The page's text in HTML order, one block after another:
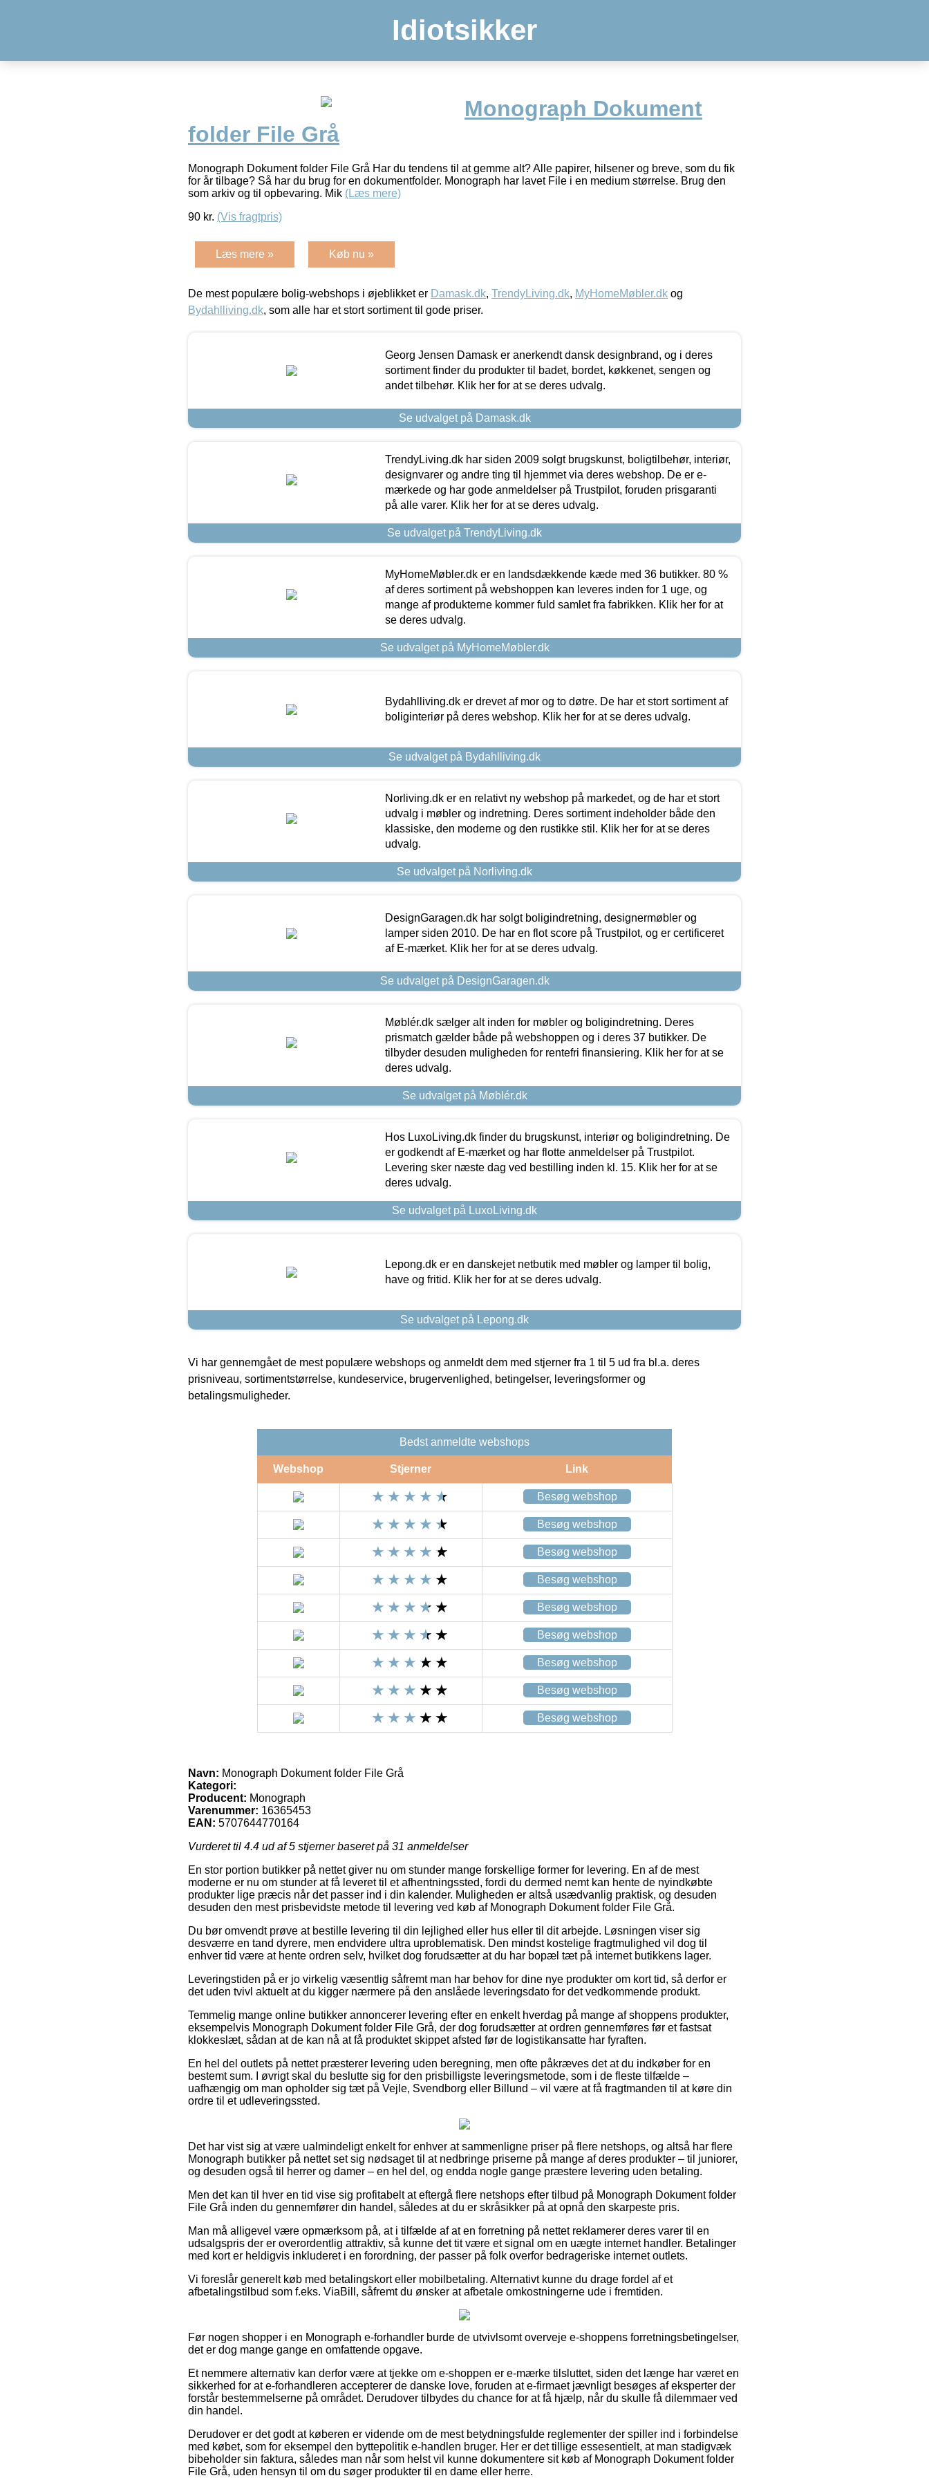
Idiotsikker
Monograph Dokument
folder File Grå
Monograph Dokument folder File Grå Har du tendens til at gemme alt? Alle papirer, hilsener og breve, som du fik
for år tilbage? Så har du brug for en dokumentfolder. Monograph har lavet File i en medium størrelse. Brug den
som arkiv og til opbevaring. Mik (Læs mere)
90 kr. (Vis fragtpris)
Læs mere » Køb nu »
De mest populære bolig-webshops i øjeblikket er Damask.dk, TrendyLiving.dk, MyHomeMøbler.dk og
Bydahlliving.dk, som alle har et stort sortiment til gode priser.
Georg Jensen Damask er anerkendt dansk designbrand, og i deres
sortiment finder du produkter til badet, bordet, køkkenet, sengen og
andet tilbehør. Klik her for at se deres udvalg.
Se udvalget på Damask.dk
TrendyLiving.dk har siden 2009 solgt brugskunst, boligtilbehør, interiør,
designvarer og andre ting til hjemmet via deres webshop. De er e-
mærkede og har gode anmeldelser på Trustpilot, foruden prisgaranti
på alle varer. Klik her for at se deres udvalg.
Se udvalget på TrendyLiving.dk
MyHomeMøbler.dk er en landsdækkende kæde med 36 butikker. 80 %
af deres sortiment på webshoppen kan leveres inden for 1 uge, og
mange af produkterne kommer fuld samlet fra fabrikken. Klik her for at
se deres udvalg.
Se udvalget på MyHomeMøbler.dk
Bydahlliving.dk er drevet af mor og to døtre. De har et stort sortiment af
boliginteriør på deres webshop. Klik her for at se deres udvalg.
Se udvalget på Bydahlliving.dk
Norliving.dk er en relativt ny webshop på markedet, og de har et stort
udvalg i møbler og indretning. Deres sortiment indeholder både den
klassiske, den moderne og den rustikke stil. Klik her for at se deres
udvalg.
Se udvalget på Norliving.dk
DesignGaragen.dk har solgt boligindretning, designermøbler og
lamper siden 2010. De har en flot score på Trustpilot, og er certificeret
af E-mærket. Klik her for at se deres udvalg.
Se udvalget på DesignGaragen.dk
Møblér.dk sælger alt inden for møbler og boligindretning. Deres
prismatch gælder både på webshoppen og i deres 37 butikker. De
tilbyder desuden muligheden for rentefri finansiering. Klik her for at se
deres udvalg.
Se udvalget på Møblér.dk
Hos LuxoLiving.dk finder du brugskunst, interiør og boligindretning. De
er godkendt af E-mærket og har flotte anmeldelser på Trustpilot.
Levering sker næste dag ved bestilling inden kl. 15. Klik her for at se
deres udvalg.
Se udvalget på LuxoLiving.dk
Lepong.dk er en danskejet netbutik med møbler og lamper til bolig,
have og fritid. Klik her for at se deres udvalg.
Se udvalget på Lepong.dk
Vi har gennemgået de mest populære webshops og anmeldt dem med stjerner fra 1 til 5 ud fra bl.a. deres
prisniveau, sortimentstørrelse, kundeservice, brugervenlighed, betingelser, leveringsformer og
betalingsmuligheder.
Bedst anmeldte webshops
Webshop Stjerner Link
Besøg webshop
Besøg webshop
Besøg webshop
Besøg webshop
Besøg webshop
Besøg webshop
Besøg webshop
Besøg webshop
Besøg webshop
Navn: Monograph Dokument folder File Grå
Kategori:
Producent: Monograph
Varenummer: 16365453
EAN: 5707644770164
Vurderet til 4.4 ud af 5 stjerner baseret på 31 anmeldelser
En stor portion butikker på nettet giver nu om stunder mange forskellige former for levering. En af de mest
moderne er nu om stunder at få leveret til et afhentningssted, fordi du dermed nemt kan hente de nyindkøbte
produkter lige præcis når det passer ind i din kalender. Muligheden er altså usædvanlig praktisk, og desuden
desuden den mest prisbevidste metode til levering ved køb af Monograph Dokument folder File Grå.
Du bør omvendt prøve at bestille levering til din lejlighed eller hus eller til dit arbejde. Løsningen viser sig
desværre en tand dyrere, men endvidere ultra uproblematisk. Den mindst kostelige fragtmulighed vil dog til
enhver tid være at hente ordren selv, hvilket dog forudsætter at du har bopæl tæt på internet butikkens lager.
Leveringstiden på er jo virkelig væsentlig såfremt man har behov for dine nye produkter om kort tid, så derfor er
det uden tvivl aktuelt at du kigger nærmere på den anslåede leveringsdato for det vedkommende produkt.
Temmelig mange online butikker annoncerer levering efter en enkelt hverdag på mange af shoppens produkter,
eksempelvis Monograph Dokument folder File Grå, der dog forudsætter at ordren gennemføres før et fastsat
klokkeslæt, sådan at de kan nå at få produktet skippet afsted før de logistikansatte har fyraften.
En hel del outlets på nettet præsterer levering uden beregning, men ofte påkræves det at du indkøber for en
bestemt sum. I øvrigt skal du beslutte sig for den prisbilligste leveringsmetode, som i de fleste tilfælde –
uafhængig om man opholder sig tæt på Vejle, Svendborg eller Billund – vil være at få fragtmanden til at køre din
ordre til et udleveringssted.
Det har vist sig at være ualmindeligt enkelt for enhver at sammenligne priser på flere netshops, og altså har flere
Monograph butikker på nettet set sig nødsaget til at nedbringe priserne på mange af deres produkter – til juniorer,
og desuden også til herrer og damer – en hel del, og endda nogle gange præstere levering uden betaling.
Men det kan til hver en tid vise sig profitabelt at eftergå flere netshops efter tilbud på Monograph Dokument folder
File Grå inden du gennemfører din handel, således at du er skråsikker på at opnå den skarpeste pris.
Man må alligevel være opmærksom på, at i tilfælde af at en forretning på nettet reklamerer deres varer til en
udsalgspris der er overordentlig attraktiv, så kunne det tit være et signal om en uægte internet handler. Betalinger
med kort er heldigvis inkluderet i en forordning, der passer på folk overfor bedrageriske internet outlets.
Vi foreslår generelt køb med betalingskort eller mobilbetaling. Alternativt kunne du drage fordel af et
afbetalingstilbud som f.eks. ViaBill, såfremt du ønsker at afbetale omkostningerne ude i fremtiden.
Før nogen shopper i en Monograph e-forhandler burde de utvivlsomt overveje e-shoppens forretningsbetingelser,
det er dog mange gange en omfattende opgave.
Et nemmere alternativ kan derfor være at tjekke om e-shoppen er e-mærke tilsluttet, siden det længe har været en
sikkerhed for at e-forhandleren accepterer de danske love, foruden at e-firmaet jævnligt besøges af eksperter der
forstår bestemmelserne på området. Derudover tilbydes du chance for at få hjælp, når du skulle få dilemmaer ved
din handel.
Derudover er det godt at køberen er vidende om de mest betydningsfulde reglementer der spiller ind i forbindelse
med købet, som for eksempel den byttepolitik e-handlen bruger. Her er det tillige essesentielt, at man stadigvæk
bibeholder sin faktura, således man når som helst vil kunne dokumentere sit køb af Monograph Dokument folder
File Grå, uden hensyn til om du søger produkter til en dame eller herre.